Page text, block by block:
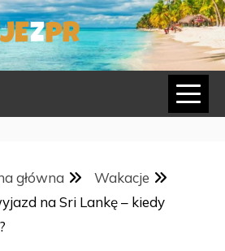
główna
Wakacje
na Sri Lankę – kiedy